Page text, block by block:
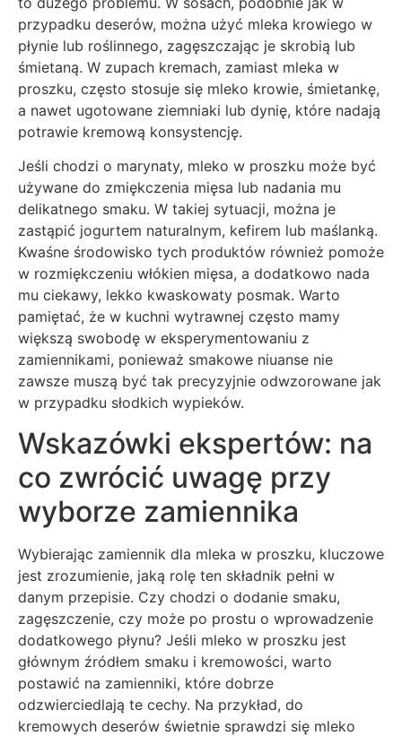
przypadku deserów, można użyć mleka krowiego w
płynie lub roślinnego, zagęszczając je skrobią lub
śmietaną. W zupach kremach, zamiast mleka w
proszku, często stosuje się mleko krowie, śmietankę,
a nawet ugotowane ziemniaki lub dynię, które nadają
potrawie kremową konsystencję.
Jeśli chodzi o marynaty, mleko w proszku może być
używane do zmiękczenia mięsa lub nadania mu
delikatnego smaku. W takiej sytuacji, można je
zastąpić jogurtem naturalnym, kefirem lub maślanką.
Kwaśne środowisko tych produktów również pomoże
w rozmiękczeniu włókien mięsa, a dodatkowo nada
mu ciekawy, lekko kwaskowaty posmak. Warto
pamiętać, że w kuchni wytrawnej często mamy
większą swobodę w eksperymentowaniu z
zamiennikami, ponieważ smakowe niuanse nie
zawsze muszą być tak precyzyjnie odwzorowane jak
w przypadku słodkich wypieków.
Wskazówki ekspertów: na
co zwrócić uwagę przy
wyborze zamiennika
Wybierając zamiennik dla mleka w proszku, kluczowe
jest zrozumienie, jaką rolę ten składnik pełni w
danym przepisie. Czy chodzi o dodanie smaku,
zagęszczenie, czy może po prostu o wprowadzenie
dodatkowego płynu? Jeśli mleko w proszku jest
głównym źródłem smaku i kremowości, warto
postawić na zamienniki, które dobrze
odzwierciedlają te cechy. Na przykład, do
kremowych deserów świetnie sprawdzi się mleko